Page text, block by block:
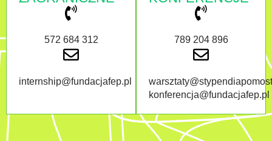
572 684 312
internship@fundacjafep.pl
789 204 896
konferencja@fundacjafep.pl